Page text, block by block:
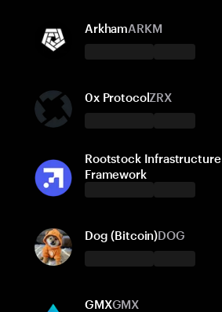
Ethereum
發送/接收 購買
Ethereum BNB Smart Chain
ArkhamARKM
發送/接收 購買 兌換
Ethereum
0x ProtocolZRX
發送/接收 購買 兌換
Ethereum
Rootstock Infrastructure
Framework
發送/接收 購買 兌換
Ethereum Solana
Dog (Bitcoin)DOG
發送/接收 購買
GMXGMX